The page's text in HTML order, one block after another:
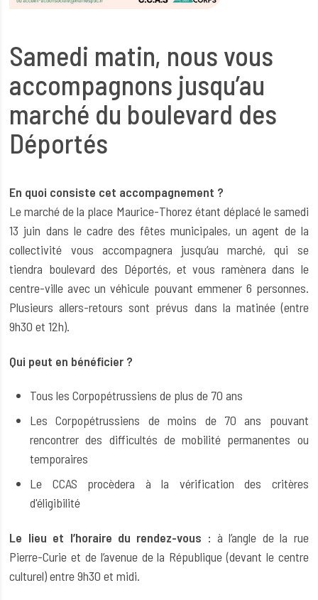
Samedi matin, nous vous
accompagnons jusqu’au
marché du boulevard des
Déportés
En quoi consiste cet accompagnement ?
Le marché de la place Maurice-Thorez étant déplacé le samedi
13 juin dans le cadre des fêtes municipales, un agent de la
collectivité vous accompagnera jusqu’au marché, qui se
tiendra boulevard des Déportés, et vous ramènera dans le
centre-ville avec un véhicule pouvant emmener 6 personnes.
Plusieurs allers-retours sont prévus dans la matinée (entre
9h30 et 12h).
Qui peut en bénéficier ?
Tous les Corpopétrussiens de plus de 70 ans
Les Corpopétrussiens de moins de 70 ans pouvant
rencontrer des difficultés de mobilité permanentes ou
temporaires
Le CCAS procèdera à la vérification des critères
d'éligibilité
Le lieu et l’horaire du rendez-vous : à l’angle de la rue
Pierre-Curie et de l’avenue de la République (devant le centre
culturel) entre 9h30 et midi.